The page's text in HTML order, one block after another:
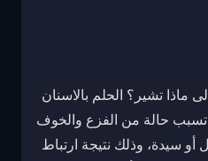
ماذا تشير؟ الحلم بالاسنان
تسبب حالة من الفزع والخوف
أو سيدة، وذلك نتيجة ارتباط